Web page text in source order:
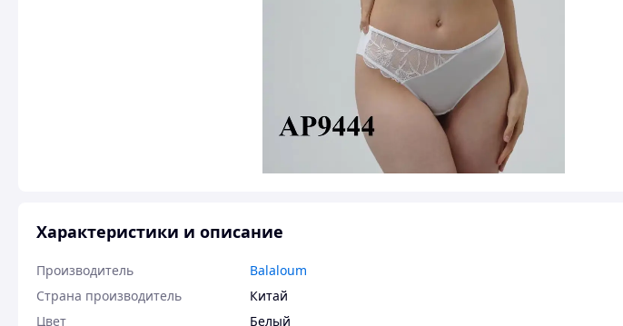
Характеристики и описание
Производитель
Balaloum
Страна производитель
Китай
Цвет
Белый